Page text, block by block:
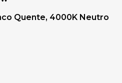
Quente, 4000K Neutro